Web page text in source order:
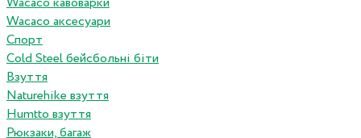
Wacaco аксесуари
Спорт
Cold Steel бейсбольні біти
Взуття
Naturehike взуття
Humtto взуття
Рюкзаки, багаж